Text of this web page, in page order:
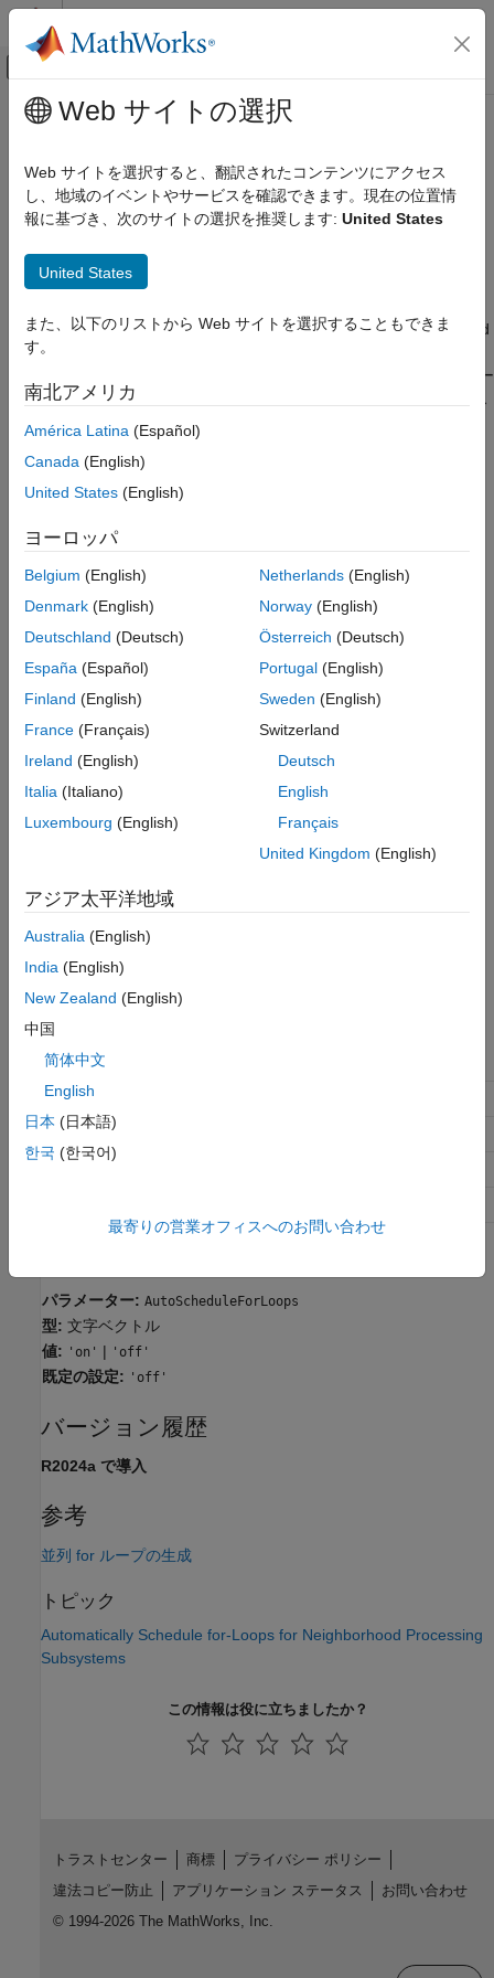
コンテンツへスキップ
オフキャンバス ナビゲーション メ
ドキュメンテーションのホーム
Embedded Coder
コードとツールのカスタマイズ
タマイズ
コード生成のコンフィギュレーション セット
for ループの自動スケジュール
説明
依存関係
プログラムでの使用
バージョン履歴
参考
メインコンテンツ
for ループの自動スケジュール
生成されたループ入れ子コードの自動スケジュール
R2024a 以降
説明
[for ループの自動スケジュール]
パラメーターは、Neighborhood
Processing Subsystem、Pixel Processing Subsystem、および
ルー
プ入れ子を自動スケジュールするかどうかを指定します。自動ス
ケジューリングにより実行速度を向上させることができます。
カテゴリ:最適化
このパラメーターを有効にするには、次のようにします。
[カスタム最適化を指定]
モデル コンフィギュレーション パ
[並列 for ループの生成]
モデル コンフィギュレーション パ
ラメーターを選択します。
[Halide コードの生成]
メーターの選択を解除します。
設定
生成されたループ入れ子コードを自動スケジュールします。
オフ
生成されたループ入れ子コードを自動スケジュールしません。
推奨設定
アプリケーション
デバッグ
トレーサビリティ
パラメーター: AutoScheduleForLoops
型: 文字ベクトル
値: 'on' | 'off'
既定の設定: 'off'
バージョン履歴
R2024a で導入
参考
並列 for ループの生成
トピック
Automatically Schedule for-Loops for Neighborhood Processing
Subsystems
この情報は役に立ちましたか？
Web サイトの選択
Web サイトを選択すると、翻訳されたコンテンツにアクセス
し、地域のイベントやサービスを確認できます。現在の位置情
報に基づき、次のサイトの選択を推奨します: United States
United States
また、以下のリストから Web サイトを選択することもできま
す。
南北アメリカ
América Latina (Español)
Canada (English)
United States (English)
ヨーロッパ
Belgium (English)
Denmark (English)
Deutschland (Deutsch)
España (Español)
Finland (English)
France (Français)
Ireland (English)
Italia (Italiano)
Luxembourg (English)
Netherlands(English)
Norway(English)
Österreich (Deutsch)
Portugal(English)
Sweden (English)
Switzerland
Deutsch
English
Français
United Kingdom (English)
アジア太平洋地域
Australia (English)
India (English)
New Zealand (English)
中国
简体中文
English
日本 (日本語)
한국 (한국어)
最寄りの営業オフィスへのお問い合わせ
トラストセンター 商標
プライバシー ポリシー
違法コピー防止
アプリケーション ステータス
お問い合わせ
© 1994-2026 The MathWorks, Inc.